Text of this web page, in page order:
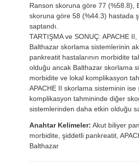
Ranson skoruna göre 77 (%58.8),
skoruna göre 58 (%44.3) hastada
saptandı.
TARTIŞMA ve SONUÇ: APACHE
Balthazar skorlama sistemlerinin
pankreatit hastalarının morbidite
olduğu ancak Balthazar skorlama
morbidite ve lokal komplikasyon
APACHE II skorlama sisteminin ise
komplikasyon tahmininde diğer
sistemlerinden daha etkin olduğu
Anahtar Kelimeler: Akut biliyer
morbidite, şiddetli pankreatit,
Balthazar